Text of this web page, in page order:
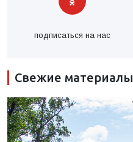
подписаться на нас
Свежие материалы